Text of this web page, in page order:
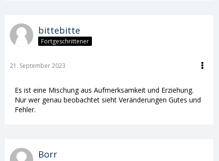
bittebitte
Fortgeschrittener
21. September 2023
Es ist eine Mischung aus Aufmerksamkeit und Erziehung.
Nur wer genau beobachtet sieht Veränderungen Gutes und
Fehler.
Borr